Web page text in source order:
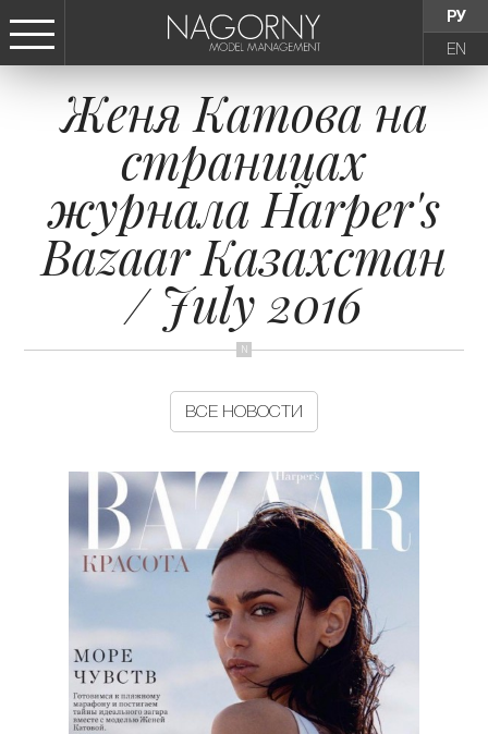
РУ
EN
СТАТЬ МОДЕЛЬЮ
ДЕВУШКИ
ТИНЕЙДЖЕРЫ
ДЕТИ
АГЕНТСТВО
НОВОСТИ
КОНТАКТЫ
Женя Катова на
страницах
журнала Harper's
Bazaar Казахстан
/ July 2016
ВСЕ НОВОСТИ